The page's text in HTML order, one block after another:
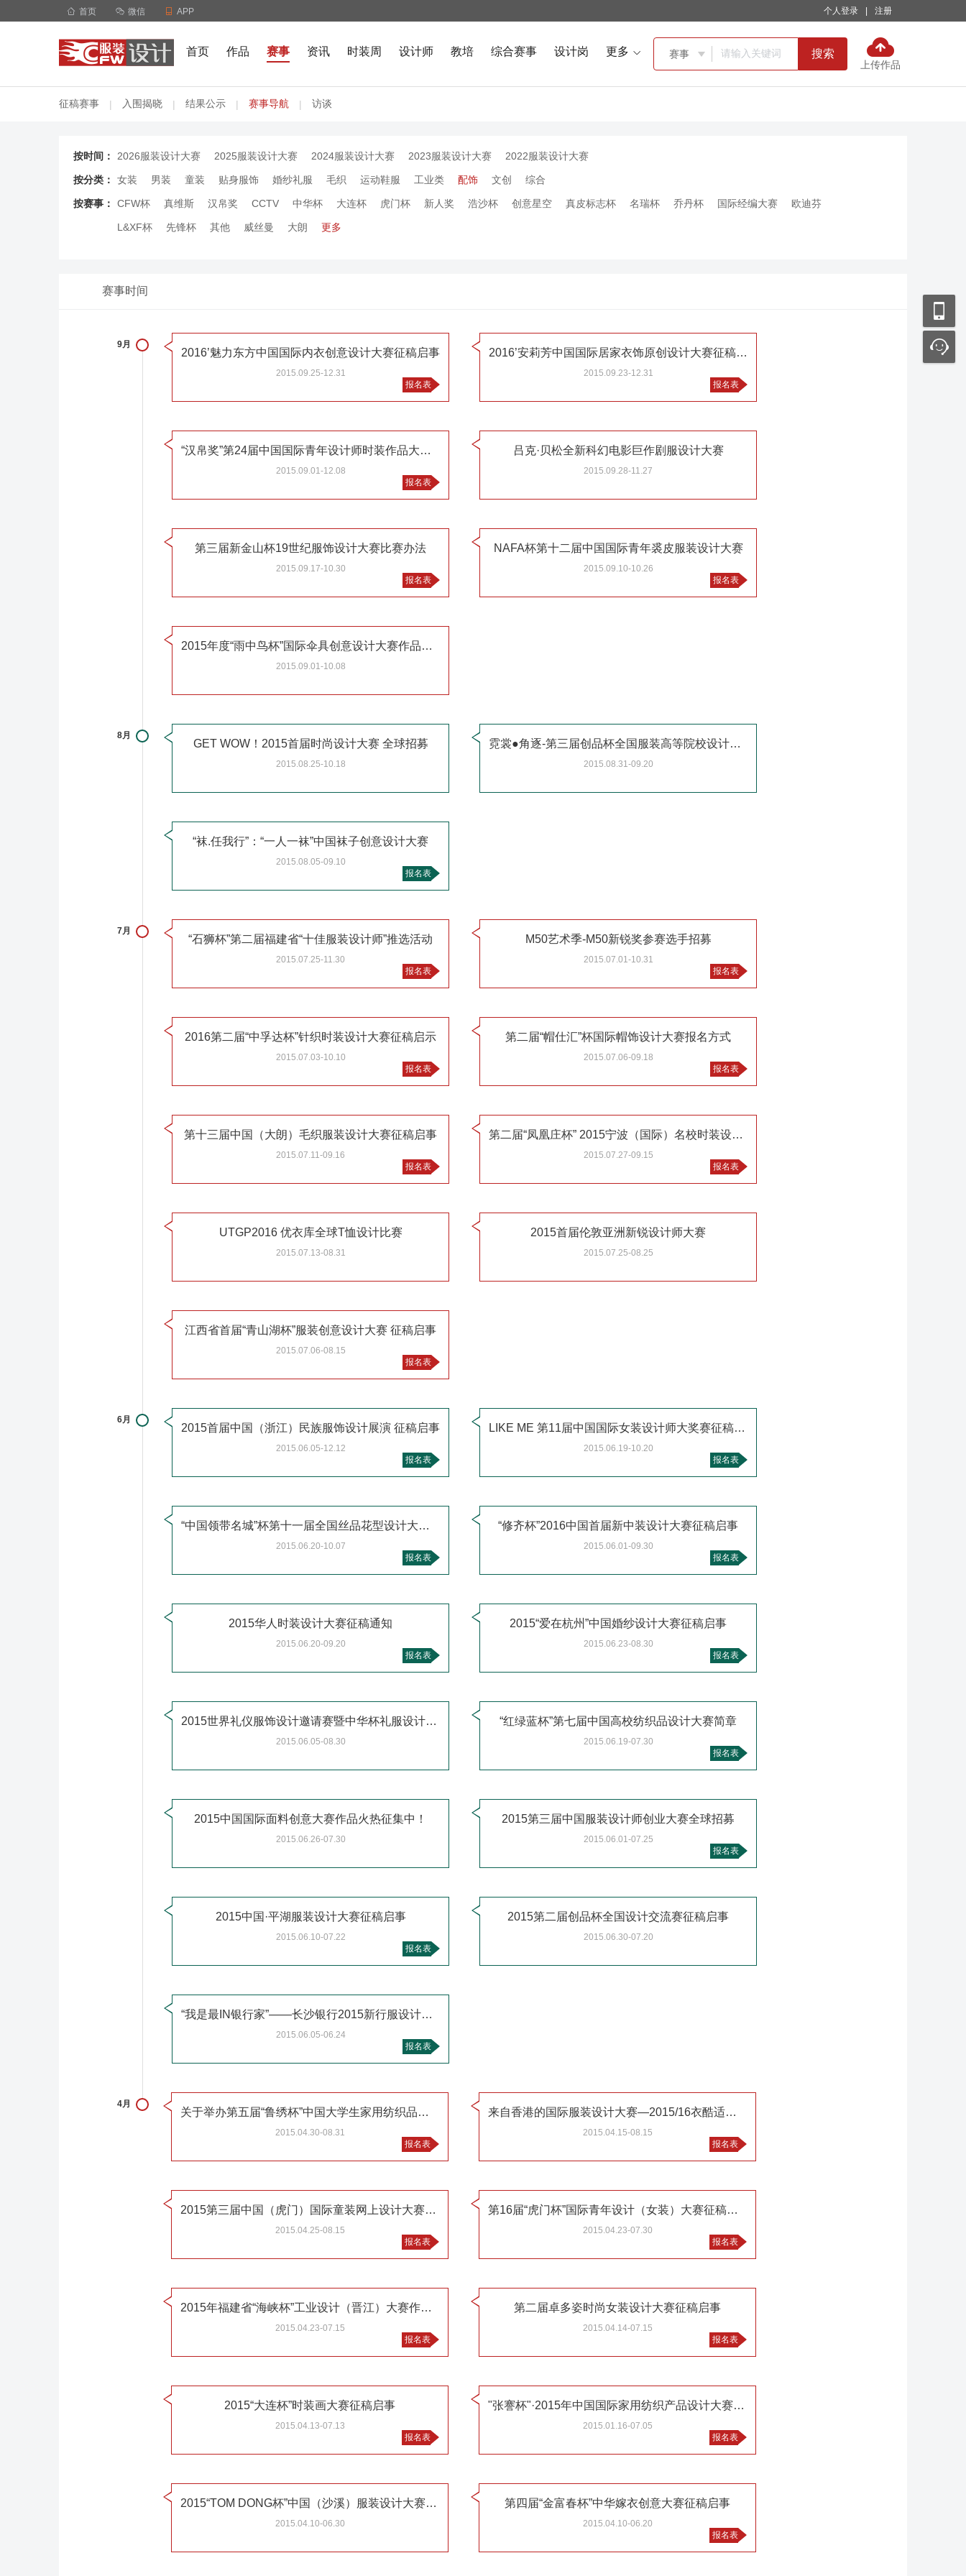
 首页  微信  APP 个人登录 注册
首页 作品 赛事 资讯 时装周 设计师 教培 综合赛事 设计岗 更多  赛事  搜索
上传作品
征稿赛事 | 入围揭晓 | 结果公示 | 赛事导航 | 访谈
按时间： 2026服装设计大赛 2025服装设计大赛 2024服装设计大赛 2023服装设计大赛 2022服装设计大赛
按分类： 女装 男装 童装 贴身服饰 婚纱礼服 毛织 运动鞋服 工业类 配饰 文创 综合
按赛事： CFW杯 真维斯 汉帛奖 CCTV 中华杯 大连杯 虎门杯 新人奖 浩沙杯 创意星空 真皮标志杯 名瑞杯 乔丹杯 国际经编大赛 欧迪芬
L&XF杯 先锋杯 其他 威丝曼 大朗 更多
赛事时间
9月
2016’魅力东方中国国际内衣创意设计大赛征稿启事
2015.09.25-12.31
报名表
2016’安莉芳中国国际居家衣饰原创设计大赛征稿启事
2015.09.23-12.31
报名表
“汉帛奖”​第24届中国国际青年设计师时装作品大赛征稿启事
2015.09.01-12.08
报名表
吕克·贝松全新科幻电影巨作剧服设计大赛
2015.09.28-11.27
第三届新金山杯19世纪服饰设计大赛比赛办法
2015.09.17-10.30
报名表
NAFA杯第十二届中国国际青年裘皮服装设计大赛
2015.09.10-10.26
报名表
2015年度“雨中鸟杯”国际伞具创意设计大赛作品征集公告
2015.09.01-10.08
8月
GET WOW！2015首届时尚设计大赛 全球招募
2015.08.25-10.18
霓裳●角逐-第三届创品杯全国服装高等院校设计大赛
2015.08.31-09.20
“袜.任我行”：“一人一袜”中国袜子创意设计大赛
2015.08.05-09.10
报名表
7月
“石狮杯”第二届福建省“十佳服装设计师”推选活动
2015.07.25-11.30
报名表
M50艺术季-M50新锐奖参赛选手招募
2015.07.01-10.31
报名表
2016第二届“中孚达杯”针织时装设计大赛征稿启示
2015.07.03-10.10
报名表
第二届“帽仕汇”杯国际帽饰设计大赛报名方式
2015.07.06-09.18
报名表
第十三届中国（大朗）毛织服装设计大赛征稿启事
2015.07.11-09.16
报名表
第二届“凤凰庄杯” 2015宁波（国际）名校时装设计大奖赛
2015.07.27-09.15
报名表
UTGP2016 优衣库全球T恤设计比赛
2015.07.13-08.31
2015首届伦敦亚洲新锐设计师大赛
2015.07.25-08.25
江西省首届“青山湖杯”服装创意设计大赛 征稿启事
2015.07.06-08.15
报名表
6月
2015首届中国（浙江）民族服饰设计展演 征稿启事
2015.06.05-12.12
报名表
LIKE ME 第11届中国国际女装设计师大奖赛征稿启事
2015.06.19-10.20
报名表
“中国领带名城”杯第十一届全国丝品花型设计大赛征稿启事
2015.06.20-10.07
报名表
“修齐杯”2016中国首届新中装设计大赛征稿启事
2015.06.01-09.30
报名表
2015华人时装设计大赛征稿通知
2015.06.20-09.20
报名表
2015“爱在杭州”中国婚纱设计大赛征稿启事
2015.06.23-08.30
报名表
2015世界礼仪服饰设计邀请赛暨中华杯礼服设计大赛征稿
2015.06.05-08.30
“红绿蓝杯”第七届中国高校纺织品设计大赛简章
2015.06.19-07.30
报名表
2015中国国际面料创意大赛作品火热征集中！
2015.06.26-07.30
2015第三届中国服装设计师创业大赛全球招募
2015.06.01-07.25
报名表
2015中国·平湖服装设计大赛征稿启事
2015.06.10-07.22
报名表
2015第二届创品杯全国设计交流赛征稿启事
2015.06.30-07.20
“我是最IN银行家”——长沙银行2015新行服设计甄选大赛
2015.06.05-06.24
报名表
4月
关于举办第五届“鲁绣杯”中国大学生家用纺织品创意设计大赛的通知
2015.04.30-08.31
报名表
来自香港的国际服装设计大赛—2015/16衣酷适再生时尚设计
2015.04.15-08.15
报名表
2015第三届中国（虎门）国际童装网上设计大赛征稿启事
2015.04.25-08.15
报名表
第16届“虎门杯”国际青年设计（女装）大赛征稿启事
2015.04.23-07.30
报名表
2015年福建省“海峡杯”工业设计（晋江）大赛作品征集公告
2015.04.23-07.15
报名表
第二届卓多姿时尚女装设计大赛征稿启事
2015.04.14-07.15
报名表
2015“大连杯”时装画大赛征稿启事
2015.04.13-07.13
报名表
"张謇杯"·2015年中国国际家用纺织产品设计大赛参赛细则
2015.01.16-07.05
报名表
2015“TOM DONG杯”中国（沙溪）服装设计大赛征稿启事
2015.04.10-06.30
第四届“金富春杯”中华嫁衣创意大赛征稿启事
2015.04.10-06.20
报名表